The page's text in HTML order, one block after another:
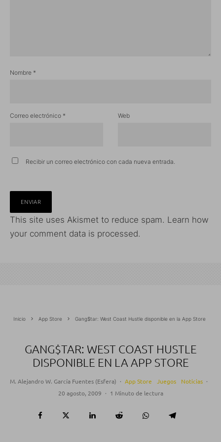
Nombre *
Correo electrónico * Web
Recibir un correo electrónico con cada nueva entrada.
This site uses Akismet to reduce spam. Learn how
your comment data is processed.
Inicio App Store Gang$tar: West Coast Hustle disponible en la App Store
GANG$TAR: WEST COAST HUSTLE
DISPONIBLE EN LA APP STORE
M. Alejandro W. García Fuentes (Esfera) · App Store Juegos Noticias ·
20 agosto, 2009 · 1 Minuto de lectura